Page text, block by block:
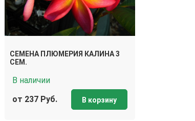
СЕМЕНА ПЛЮМЕРИЯ КАЛИНА 3
СЕМ.
В наличии
от 237 Руб.
В корзину